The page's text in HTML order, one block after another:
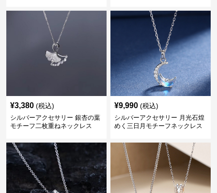
¥3,380 (税込)
シルバーアクセサリー 銀杏の葉
モチーフ二枚重ねネックレス
¥9,990 (税込)
シルバーアクセサリー 月光石煌
めく三日月モチーフネックレス